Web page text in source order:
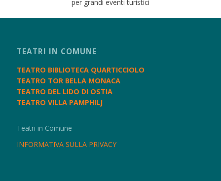
per grandi eventi turistici
TEATRI IN COMUNE
TEATRO BIBLIOTECA QUARTICCIOLO
TEATRO TOR BELLA MONACA
TEATRO DEL LIDO DI OSTIA
TEATRO VILLA PAMPHILJ
Teatri in Comune
INFORMATIVA SULLA PRIVACY